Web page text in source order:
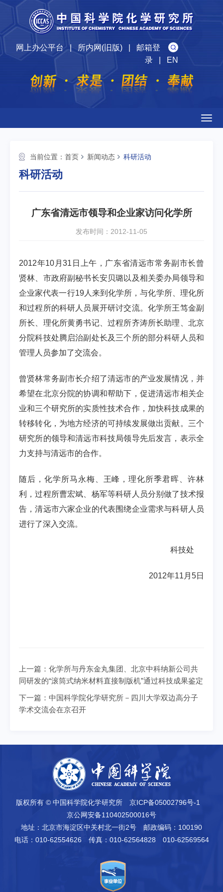
网上办公平台|所内网(旧版)| 邮箱登
录| EN
当前位置： 首页 新闻动态 科研活动
科研活动
广东省清远市领导和企业家访问化学所
发布时间：2012-11-05
2012年10月31日上午，广东省清远市常务副市长曾
贤林、市政府副秘书长安贝璐以及相关委办局领导和
企业家代表一行19人来到化学所，与化学所、理化所
和过程所的科研人员展开研讨交流。化学所王笃金副
所长、理化所黄勇书记、过程所齐涛所长助理、北京
分院科技处腾启治副处长及三个所的部分科研人员和
管理人员参加了交流会。
曾贤林常务副市长介绍了清远市的产业发展情况，并
希望在北京分院的协调和帮助下，促进清远市相关企
业和三个研究所的实质性技术合作，加快科技成果的
转移转化，为地方经济的可持续发展做出贡献。三个
研究所的领导和清远市科技局领导先后发言，表示全
力支持与清远市的合作。
随后，化学所马永梅、王峰，理化所季君晖、许林
利，过程所曹宏斌、杨军等科研人员分别做了技术报
告，清远市六家企业的代表围绕企业需求与科研人员
进行了深入交流。
科技处
2012年11月5日
上一篇： 化学所与丹东金丸集团、北京中科纳新公司共
同研发的“滚筒式纳米材料直接制版机”通过科技成果鉴定
下一篇： 中国科学院化学研究所－四川大学双边高分子
学术交流会在京召开
版权所有 © 中国科学院化学研究所
京ICP备05002796号-1
京公网安备110402500016号
地址：北京市海淀区中关村北一街2号
邮政编码：100190
电话：010-62554626
传真：010-62564828 010-62569564